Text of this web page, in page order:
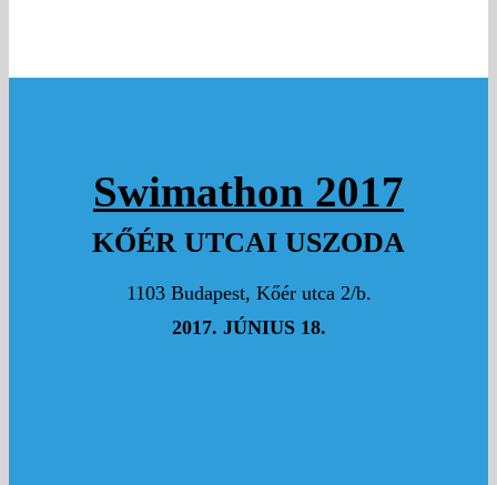
SEMSEI RUDOLF
SZABARI VERA
Swimathon 2017
KŐÉR UTCAI USZODA
1103 Budapest, Kőér utca 2/b.
2017. JÚNIUS 18.